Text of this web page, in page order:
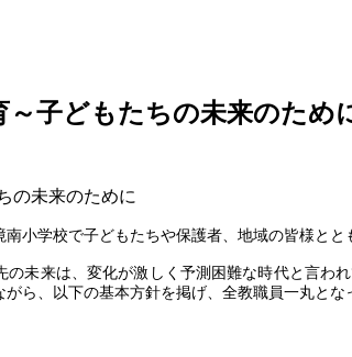
～子どもたちの未来のため
の未来のために
小学校で子どもたちや保護者、地域の皆様と
の未来は、変化が激しく予測困難な時代と言
ら、以下の基本方針を掲げ、全教職員一丸とな